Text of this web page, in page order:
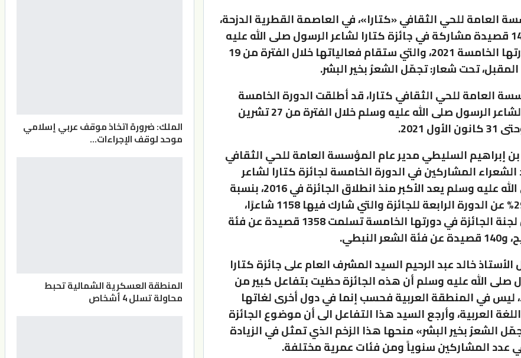
العامة للحي الثقافي «كتارا»، في العاصمة القطرية الدزحة،
عن تسلم 1498 قصيدة مشاركة في جائزة كتارا لشاعر الرسول صلى الله عليه
وسلم في دورتها الخامسة 2021، والتي ستقام فعالياتها خلال الفترة من 19
العامة للحي الثقافي كتارا، قد أطلقت الدورة الخامسة
لجائزة كتارا لشاعر الرسول صلى الله عليه وسلم خلال الفترة من 27 تشرين
إبراهيم السليطي مدير عام المؤسسة العامة للحي الثقافي
الشعراء المشاركين في الدورة الخامسة لجائزة كتارا لشاعر
الرسول صلى الله عليه وسلم يعد الأكبر منذ انطلاق الجائزة في 2016، بنسبة
زيادة بلغت 29% عن الدورة الرابعة للجائزة والتي شارك فيها 1158 شاعرًا،
مشيراً إلى أن لجنة الجائزة في دورتها الخامسة تسلمت 1358 قصيدة عن فئة
النبطي.
خالد عبد الرحيم السيد المشرف العام على جائزة كتارا
صلى الله عليه وسلم أن هذه الجائزة حظيت بتفاعل كبير من
ليس في المنطقة العربية فحسب إنما في دول أخرى لغاتها
العربية، وأرجع السيد هذا التفاعل الى أن موضوع الجائزة
الشعرُ بخير البشر» منحها هذا الزخم الذي تمثل في الزيادة
عدد المشاركين سنوياً ومن فئات عمرية مختلفة.
الملك: ضرورة اتخاذ موقف عربي إسلامي
موحد لوقف الإجراءات…
المنطقة العسكرية الشمالية تحبط
محاولة تسلل 4 أشخاص